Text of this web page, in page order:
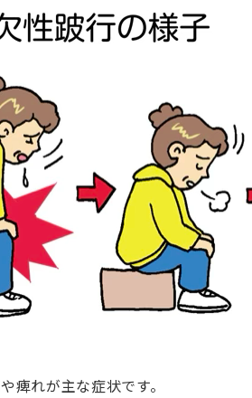
痺れが主な症状です。